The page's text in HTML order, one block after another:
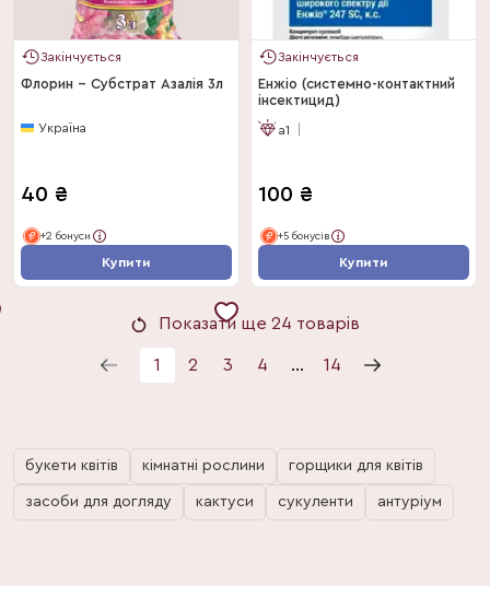
Закінчується
Флорин - Субстрат Азалія 3л
Україна
40 ₴
+2 бонуси
Купити
Закінчується
Енжіо (системно-контактний
інсектицид)
a1
100 ₴
+5 бонусів
Купити
Показати ще 24 товарів
1 2 3 4 ... 14
букети квітів кімнатні рослини горщики для квітів
засоби для догляду кактуси сукуленти антуріум